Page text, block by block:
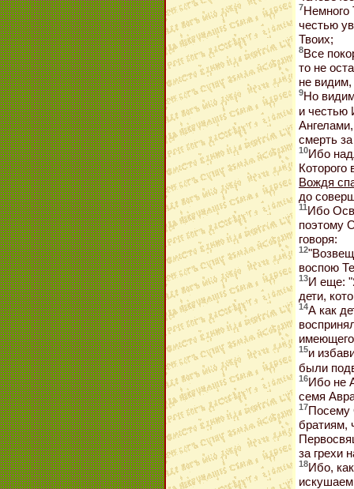
7Немного
честью
Твоих;
8Все
то не
не
9Но
и честью
смерть
10Ибо
Которого
Вождя
до
11Ибо
поэтому
говоря:
12
воспою
13И еще:
дети,
14А как
15и
были
16Ибо не
семя
17Посему
братиям,
за грехи
18Ибо,